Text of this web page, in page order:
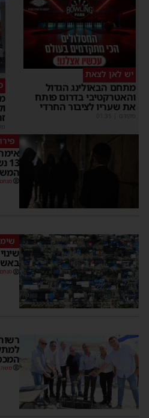
יש לאן לצאת
מתחם הבאולינג הגדול
והאטרקטיבי בדרום פותח
את שעריו לציבור החרדי
מקודם
משה